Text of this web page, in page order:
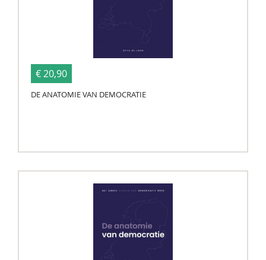
€ 20,90
DE ANATOMIE VAN DEMOCRATIE